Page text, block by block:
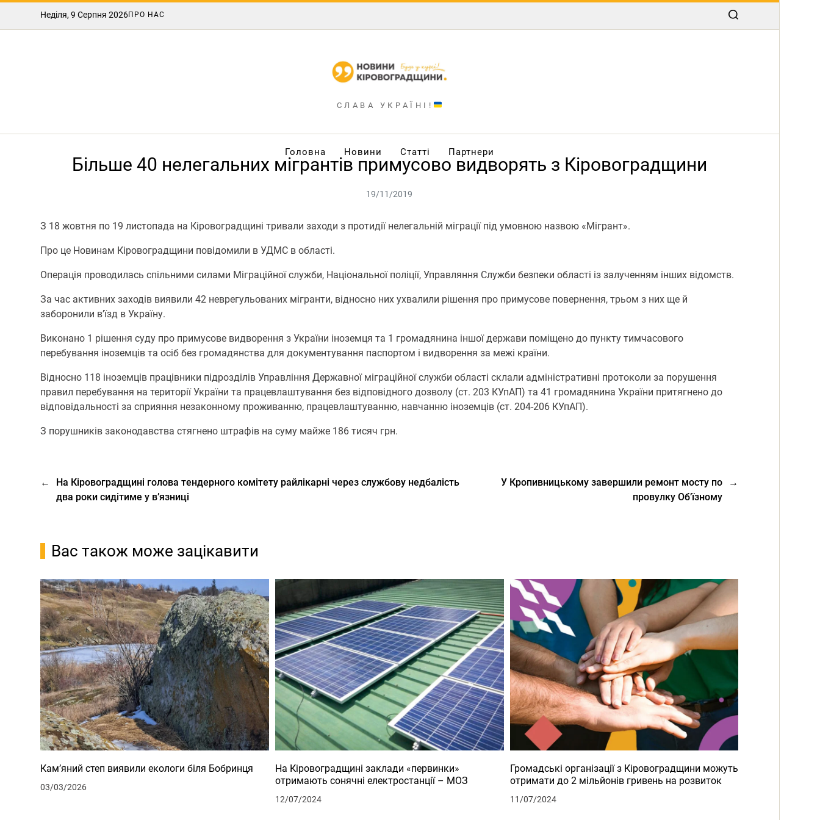
Неділя, 9 Серпня 2026ПРО НАС
СЛАВА УКРАЇНІ!
Головна Новини Статті Партнери
Більше 40 нелегальних мігрантів примусово видворять з Кіровоградщини
19/11/2019
З 18 жовтня по 19 листопада на Кіровоградщині тривали заходи з протидії нелегальній міграції під умовною назвою «Мігрант».
Про це Новинам Кіровоградщини повідомили в УДМС в області.
Операція проводилась спільними силами Міграційної служби, Національної поліції, Управляння Служби безпеки області із залученням інших відомств.
За час активних заходів виявили 42 неврегульованих мігранти, відносно них ухвалили рішення про примусове повернення, трьом з них ще й
заборонили в’їзд в Україну.
Виконано 1 рішення суду про примусове видворення з України іноземця та 1 громадянина іншої держави поміщено до пункту тимчасового
перебування іноземців та осіб без громадянства для документування паспортом і видворення за межі країни.
Відносно 118 іноземців працівники підрозділів Управління Державної міграційної служби області склали адміністративні протоколи за порушення
правил перебування на території України та працевлаштування без відповідного дозволу (ст. 203 КУпАП) та 41 громадянина України притягнено до
відповідальності за сприяння незаконному проживанню, працевлаштуванню, навчанню іноземців (ст. 204-206 КУпАП).
З порушників законодавства стягнено штрафів на суму майже 186 тисяч грн.
←
На Кіровоградщині голова тендерного комітету райлікарні через службову недбалість
два роки сидітиме у в’язниці
→
У Кропивницькому завершили ремонт мосту по
провулку Об’їзному
Вас також може зацікавити
Кам’яний степ виявили екологи біля Бобринця
03/03/2026
На Кіровоградщині заклади «первинки»
отримають сонячні електростанції – МОЗ
12/07/2024
Громадські організації з Кіровоградщини можуть
отримати до 2 мільйонів гривень на розвиток
11/07/2024